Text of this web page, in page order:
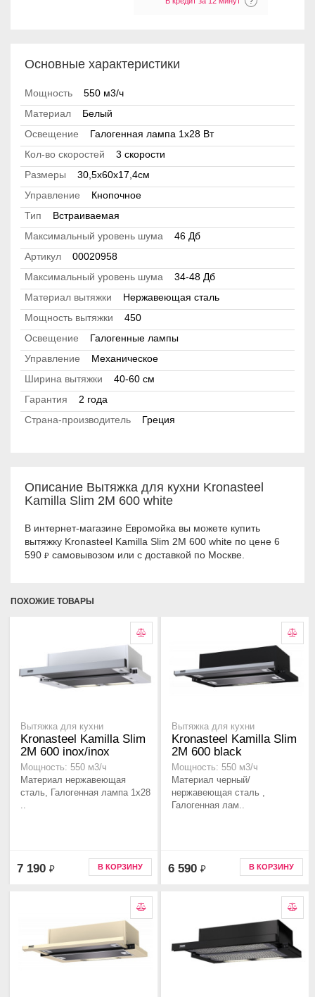
Основные характеристики
Мощность
550 м3/ч
Материал
Белый
Освещение
Галогенная лампа 1x28 Вт
Кол-во скоростей
3 скорости
Размеры
30,5х60х17,4см
Управление
Кнопочное
Тип
Встраиваемая
Максимальный уровень шума
46 Дб
Артикул
00020958
Максимальный уровень шума
34-48 Дб
Материал вытяжки
Нержавеющая сталь
Мощность вытяжки
450
Освещение
Галогенные лампы
Управление
Механическое
Ширина вытяжки
40-60 см
Гарантия
2 года
Страна-производитель
Греция
Описание Вытяжка для кухни Kronasteel
Kamilla Slim 2M 600 white
В интернет-магазине Евромойка вы можете купить
вытяжку Kronasteel Kamilla Slim 2M 600 white по цене 6
590 ₽ самовывозом или с доставкой по Москве.
ПОХОЖИЕ ТОВАРЫ
Вытяжка для кухни
Kronasteel Kamilla Slim
2M 600 inox/inox
Мощность: 550 м3/ч
Материал нержавеющая
сталь, Галогенная лампа 1x28
..
7 190 ₽ В КОРЗИНУ
Вытяжка для кухни
Kronasteel Kamilla Slim
2M 600 black
Мощность: 550 м3/ч
Материал черный/
нержавеющая сталь ,
Галогенная лам..
6 590 ₽ В КОРЗИНУ